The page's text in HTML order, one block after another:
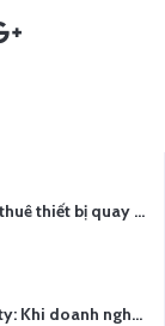
YCN MEDIA – Địa chỉ cho thuê thiết bị quay chụp uy tín tại Hà Nội
Từ hit Vpop đến hit công ty: Khi doanh nghiệp muốn tạo dấu ấn với lời hát riêng